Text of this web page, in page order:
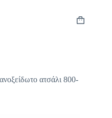
Καλάθι
ατσάλι 800-